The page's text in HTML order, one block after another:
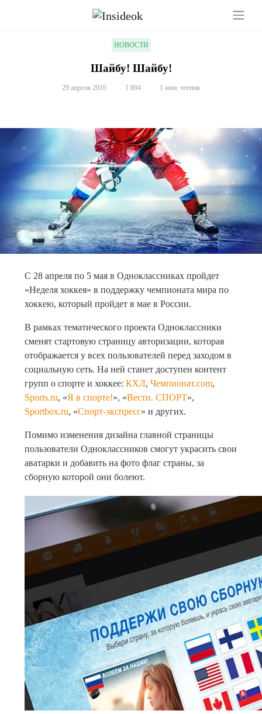
НОВОСТИ
Шайбу! Шайбу!
29 апреля 2016 1 894 1 мин. чтения
С 28 апреля по 5 мая в Одноклассниках пройдет
«Неделя хоккея» в поддержку чемпионата мира по
хоккею, который пройдет в мае в России.
В рамках тематического проекта Одноклассники
сменят стартовую страницу авторизации, которая
отображается у всех пользователей перед заходом в
социальную сеть. На ней станет доступен контент
групп о спорте и хоккее: КХЛ, Чемпионат.com,
Sports.ru, «Я в спорте!», «Вести. СПОРТ»,
Sportbox.ru, «Спорт-экспресс» и других.
Помимо изменения дизайна главной страницы
пользователи Одноклассников смогут украсить свои
аватарки и добавить на фото флаг страны, за
сборную которой они болеют.